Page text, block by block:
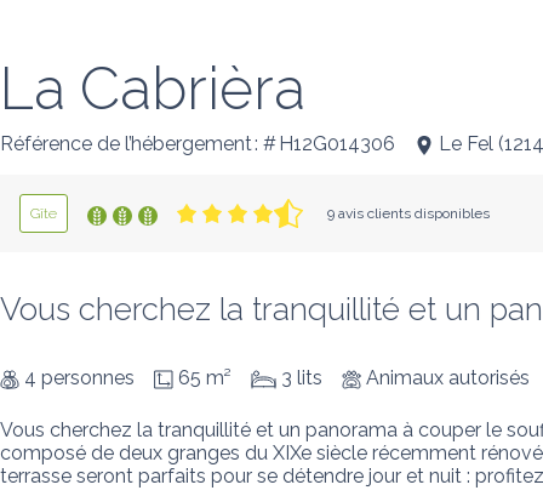
La Cabrièra
Référence de l’hébergement : # H12G014306 Le Fel (
Gîte 9 avis clients disponibles
Vous cherchez la tranquillité et un
4 personnes 65 m² 3 lits Animaux autorisés
Vous cherchez la tranquillité et un panorama à couper le
composé de deux granges du XIXe siècle récemment
terrasse seront parfaits pour se détendre jour et nuit :